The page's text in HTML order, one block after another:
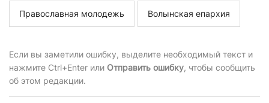
Православная молодежь Волынская епархия
Если вы заметили ошибку, выделите необходимый текст и
нажмите Ctrl+Enter или Отправить ошибку, чтобы сообщить
об этом редакции.